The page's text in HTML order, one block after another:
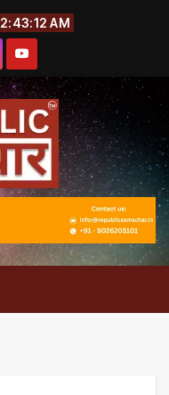
2:43:13 AM